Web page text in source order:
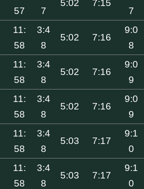
57
7
5:02 7:15
7
11:
58
3:4
8
5:02 7:16
9:0
8
11:
58
3:4
8
5:02 7:16
9:0
9
11:
58
3:4
8
5:02 7:16
9:0
9
11:
58
3:4
8
5:03 7:17
9:1
0
11:
58
3:4
8
5:03 7:17
9:1
0